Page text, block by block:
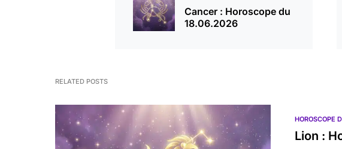
Cancer : Horoscope du
18.06.2026
RELATED POSTS
HOROSCOPE
Lion :